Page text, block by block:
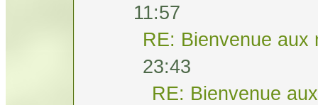
11:57
RE: Bienvenue aux
23:43
RE: Bienvenue